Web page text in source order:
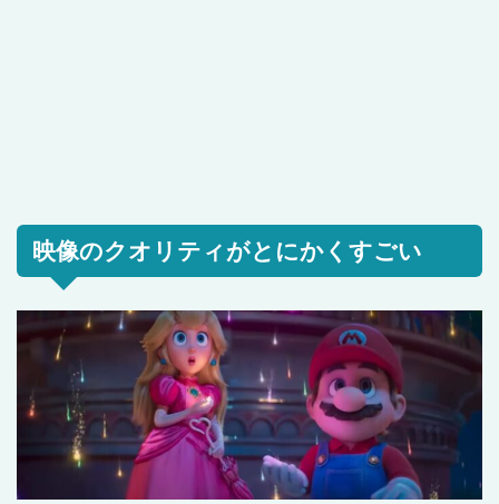
映像のクオリティがとにかくすごい